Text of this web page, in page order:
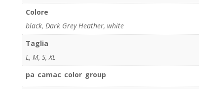
Colore
black, Dark Grey Heather, white
Taglia
L, M, S,XL
pa_camac_color_group